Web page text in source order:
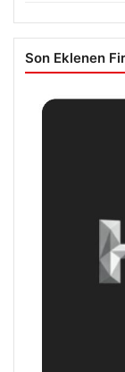
Son Eklenen